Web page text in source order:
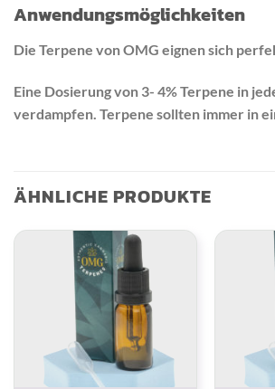
Anwendungsmöglichkeiten
Die Terpene von OMG eignen sich
Eine Dosierung von 3- 4% Terpene in
verdampfen. Terpene sollten immer in
ÄHNLICHE PRODUKTE